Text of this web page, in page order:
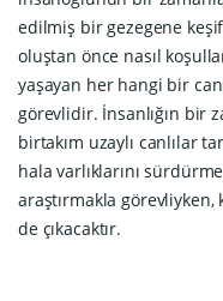
edilmiş bir gezegene
oluştan önce nasıl
yaşayan her hangi bir
görevlidir. İnsanlığın bir
birtakım uzaylı canlılar
hala varlıklarını
araştırmakla
de çıkacaktır.